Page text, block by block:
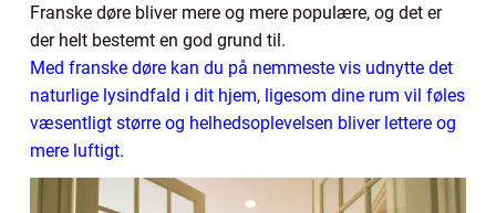
Franske døre bliver mere og mere populære, og det er
der helt bestemt en god grund til.
Med franske døre kan du på nemmeste vis udnytte det
naturlige lysindfald i dit hjem, ligesom dine rum vil føles
væsentligt større og helhedsoplevelsen bliver lettere og
mere luftigt.